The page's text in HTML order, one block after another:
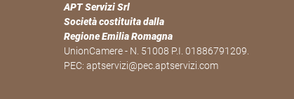
APT Servizi Srl
Società costituita dalla
Regione Emilia Romagna
UnionCamere - N. 51008 P.I. 01886791209.
PEC: aptservizi@pec.aptservizi.com